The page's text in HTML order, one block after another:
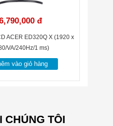
đ
ACER ED320Q X (1920 x
VA/240Hz/1 ms)
vào giỏ hàng
CHÚNG TÔI